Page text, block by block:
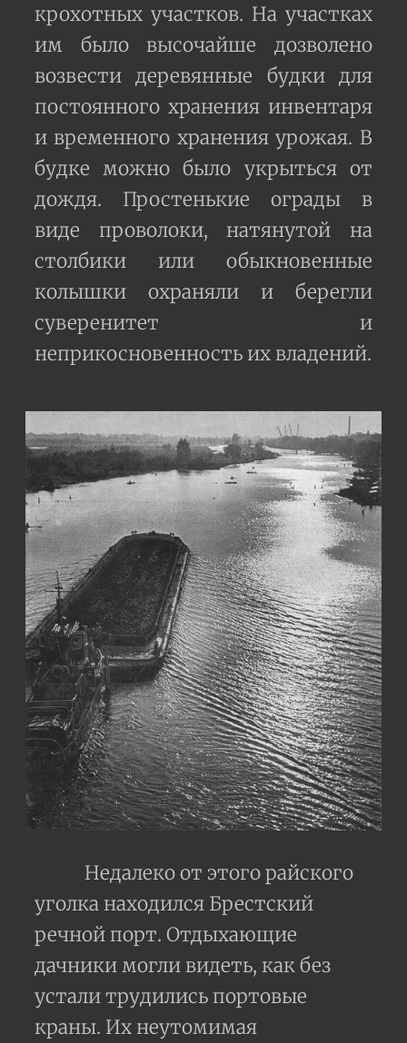
крохотных участков. На участках
им было высочайше дозволено
возвести деревянные будки для
постоянного хранения инвентаря
и временного хранения урожая. В
будке можно было укрыться от
дождя. Простенькие ограды в
виде проволоки, натянутой на
столбики или обыкновенные
колышки охраняли и берегли
суверенитет и
неприкосновенность их владений.
Недалеко от этого райского
уголка находился Брестский
речной порт. Отдыхающие
дачники могли видеть, как без
устали трудились портовые
краны. Их неутомимая